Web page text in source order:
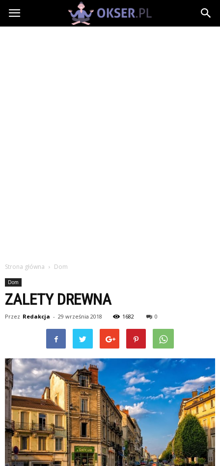
Okser.pl
Strona główna Dom
Dom
ZALETY DREWNA
Przez Redakcja - 29 września 2018 1682 0